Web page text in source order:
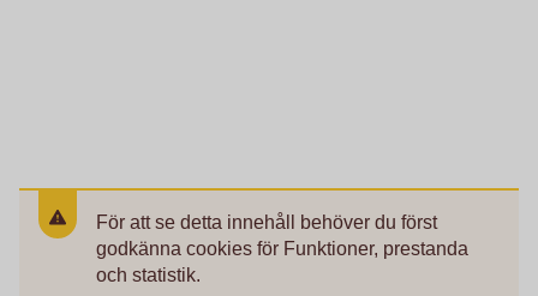
För att se detta innehåll behöver du först
godkänna cookies för Funktioner, prestanda
och statistik.